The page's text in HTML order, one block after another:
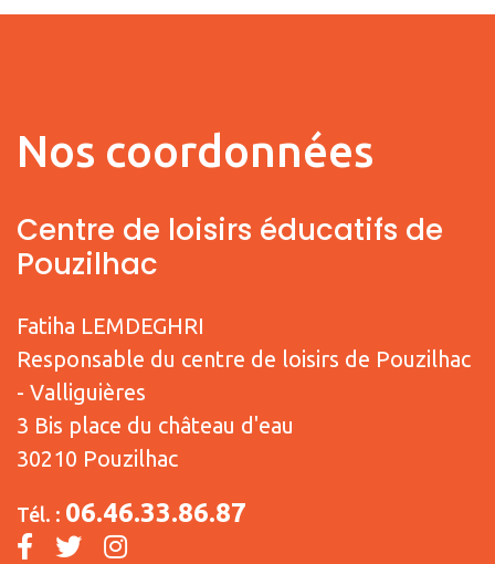
Nos coordonnées
Centre de loisirs éducatifs de
Pouzilhac
Fatiha LEMDEGHRI
Responsable du centre de loisirs de Pouzilhac
- Valliguières
3 Bis place du château d'eau
30210 Pouzilhac
Tél. : 06.46.33.86.87